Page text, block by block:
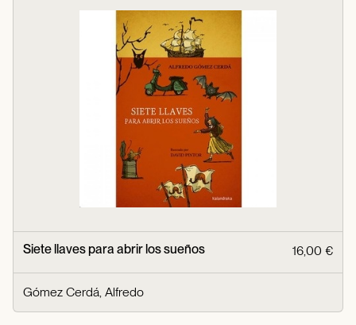
Siete llaves para abrir los sueños 16,00 €
Gómez Cerdá, Alfredo